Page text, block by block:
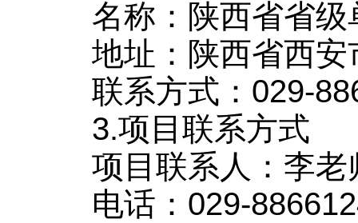
名称：陕西省省
地址：陕西省西
联系方式：029-
3.项目联系方式
项目联系人：李老
电话：029-